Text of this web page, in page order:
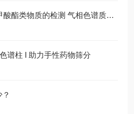
白酒中16种邻苯二甲酸酯类物质的检测 气相色谱质谱法
谱柱 I 助力手性药物筛分